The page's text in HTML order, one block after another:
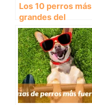
Los 10 perros más
grandes del
mundo